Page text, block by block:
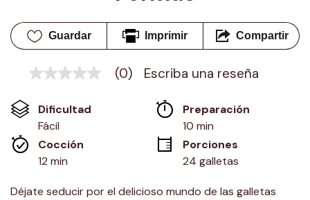
Guardar Imprimir Compartir
Sin
en
misma
página.
(0) Escriba una reseña
Dificultad
Fácil
Preparación
10 min
Cocción
12 min
Porciones
24 galletas
Déjate seducir por el delicioso mundo de las galletas